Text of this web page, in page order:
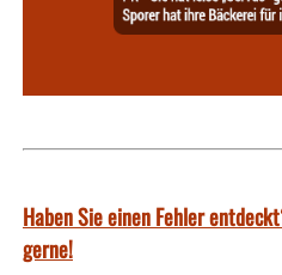
Haben Sie einen Fehler
gerne!